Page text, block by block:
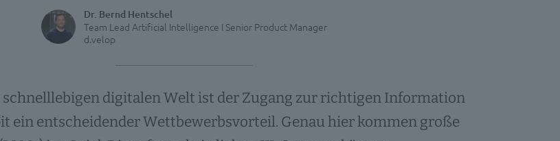
Dr. Bernd Hentschel
Team Lead Artificial Intelligence I Senior Product Manager
d.velop
schnelllebigen digitalen Welt ist der Zugang zur richtigen Information
ein entscheidender Wettbewerbsvorteil. Genau hier kommen große